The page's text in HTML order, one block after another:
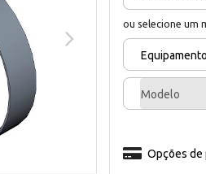
ou selecione um
Equipamento
Modelo
Opções de